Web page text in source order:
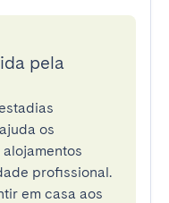
pela
os
profissional.
em casa aos